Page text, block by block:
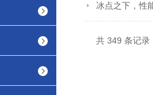
冰点之下，性
共 349 条记